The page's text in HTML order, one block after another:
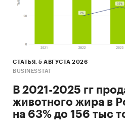
специализируется на
исследований:
исследований
исследований
2000+ клиентов
СТАТЬЯ, 5 АВГУСТА 2026
BUSINESSTAT
В 2021-2025 гг
животного жира в
на 63% до 156 тыс